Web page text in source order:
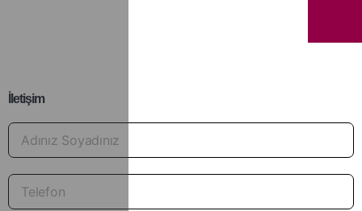
İletişim